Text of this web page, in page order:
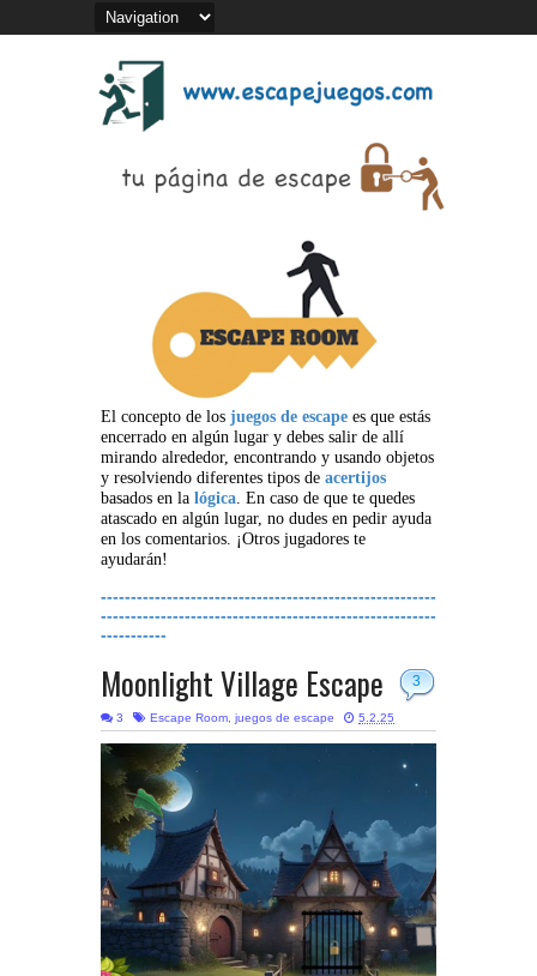
El concepto de los juegos de escape es que estás
encerrado en algún lugar y debes salir de allí
mirando alrededor, encontrando y usando objetos
y resolviendo diferentes tipos de acertijos
basados en la lógica. En caso de que te quedes
atascado en algún lugar, no dudes en pedir ayuda
en los comentarios. ¡Otros jugadores te
ayudarán!
--------------------------------------------------------
--------------------------------------------------------
-----------
3
Moonlight Village Escape
3 Escape Room, juegos de escape 5.2.25